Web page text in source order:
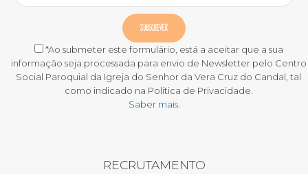
*Ao submeter este formulário, está a aceitar que a sua
informação seja processada para envio de Newsletter pelo Centro
Social Paroquial da Igreja do Senhor da Vera Cruz do Candal, tal
como indicado na Política de Privacidade.
Saber mais.
RECRUTAMENTO